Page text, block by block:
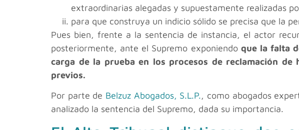
extraordinarias alegadas y supuestamente realizadas
para que construya un indicio sólido se precisa que la
Pues bien, frente a la sentencia de instancia, el actor
posteriormente, ante el Supremo exponiendo que la falta
carga de la prueba en los procesos de reclamación
previos.
Por parte de Belzuz Abogados, S.L.P., como abogados
analizado la sentencia del Supremo, dada su importancia.